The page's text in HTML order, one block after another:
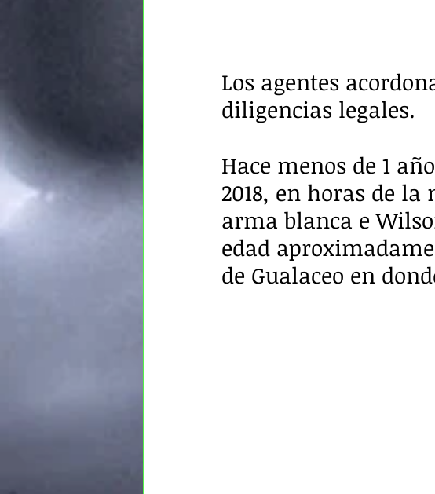
Los agentes
diligencias legales.
Hace menos de 1
2018, en horas de
arma blanca e
edad
de Gualaceo en